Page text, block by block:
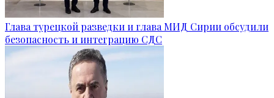
Глава турецкой разведки и глава МИД Сирии обсудили
безопасность и интеграцию СДС